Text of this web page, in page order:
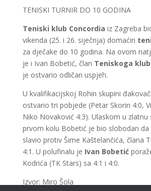
TENISKI TURNIR DO 10 GODINA
Teniski klub Concordia iz Zagreba
vikenda (25. i 26. siječnja) domaćin
za dječake do 10 godina. Na ovom
je i Ivan Bobetić, član Teniskoga
je ostvario odličan uspjeh.
U kvalifikacijskoj Rohin skupini
ostvario tri pobjede (Petar Skorin 4:0,
Niko Novaković 4:3). Ulaskom u zlatnu
prvom kolu Bobetić je bio slobodan da
slavio protiv Šime Kaštelančića, člana
4:1. U polufinalu je Ivan Bobetić
Kodrića (TK Stars) sa 4:1 i 4:0.
Izvor: Miro Šola